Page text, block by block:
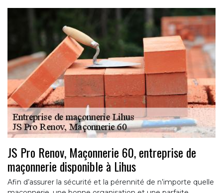
JS Pro Renov, Maçonnerie 60, entreprise de
maçonnerie disponible à Lihus
Afin d’assurer la sécurité et la pérennité de n’importe quelle